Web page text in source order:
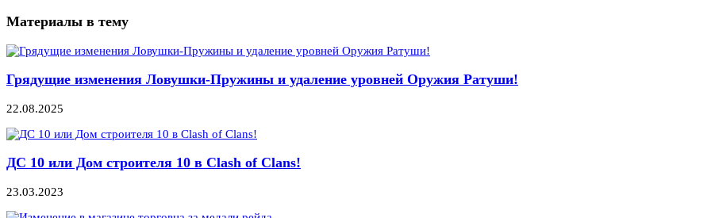
Материалы в тему
Грядущие изменения Ловушки-Пружины и удаление уровней Оружия Ратуши!
22.08.2025
ДС 10 или Дом строителя 10 в Clash of Clans!
23.03.2023